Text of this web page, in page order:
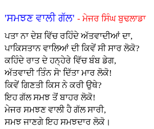
'ਸਮਝਣ ਵਾਲੀ ਗੱਲ' - ਮੇਜਰ ਸਿੰਘ ਬੁਢਲਾਡਾ
ਪਤਾ ਨਾ ਦੇਸ਼ ਵਿੱਚ ਰਹਿੰਦੇ ਅੱਤਵਾਦੀਆਂ ਦਾ,
ਪਾਕਿਸਤਾਨ ਵਾਲਿਆਂ ਦੀ ਕਿਵੇਂ ਸੀ ਸਾਰ ਲੋਕੋ?
ਕਹਿੰਦੇ ਰਾਤ ਦੇ ਹਨ੍ਹੇਰੇ ਵਿੱਚ ਬੰਬ ਡੇਗ,
ਅੱਤਵਾਦੀ 'ਤਿੰਨ ਸੋ' ਦਿੱਤਾ ਮਾਰ ਲੋਕੋ!
ਕਿਵੇਂ ਗਿਣਤੀ ਕਿਸ ਨੇ ਕਰੀ ਉਥੇ?
ਇਹ ਗੱਲ ਸਮਝ ਤੋਂ ਬਾਹਰ ਲੋਕੋ!
ਮੇਜਰ ਸਮਝਣ ਵਾਲੀ ਹੈ ਗੱਲ ਸਾਰੀ,
ਸਮਝ ਜਾਣਗੇ ਇਹ ਸਮਝਦਾਰ ਲੋਕੋ।